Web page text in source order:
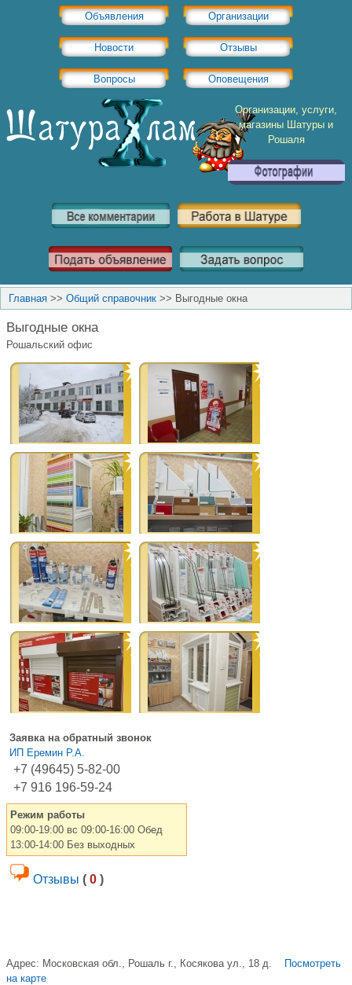
Объявления Организации
Новости Отзывы
Вопросы Оповещения
Организации, услуги,
магазины Шатуры и
Рошаля
Главная >> Общий справочник >> Выгодные окна
Выгодные окна
Рошальский офис
Заявка на обратный звонок
ИП Еремин Р.А.
+7 (49645) 5-82-00
+7 916 196-59-24
Режим работы
09:00-19:00 вс 09:00-16:00 Обед
13:00-14:00 Без выходных
Отзывы ( 0 )
Адрес: Московская обл., Рошаль г., Косякова ул., 18 д.
Посмотреть
на карте